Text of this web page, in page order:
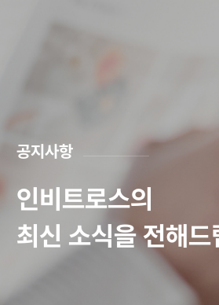
공지사항
인비트로스의
최신 소식을 전해드